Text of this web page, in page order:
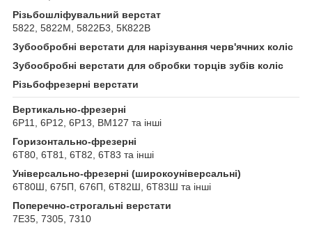
Різьбошліфувальний верстат
5822, 5822М, 5822Б3, 5К822В
Зубообробні верстати для нарізування черв'ячних коліс
Зубообробні верстати для обробки торців зубів коліс
Різьбофрезерні верстати
Вертикально-фрезерні
6Р11, 6Р12, 6Р13, ВМ127 та інші
Горизонтально-фрезерні
6Т80, 6Т81, 6Т82, 6Т83 та інші
Універсально-фрезерні (широкоуніверсальні)
6Т80Ш, 675П, 676П, 6Т82Ш, 6Т83Ш та інші
Поперечно-строгальні верстати
7Е35, 7305, 7310